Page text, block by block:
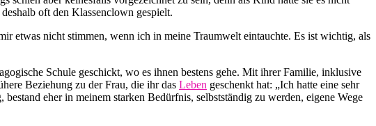
oft den Klassenclown gespielt.
etwas nicht stimmen, wenn ich in meine Traumwelt eintauchte. Es ist wichtig, als
Schule geschickt, wo es ihnen bestens gehe. Mit ihrer Familie, inklusive
Beziehung zu der Frau, die ihr das Leben geschenkt hat: „Ich hatte eine sehr
eher in meinem starken Bedürfnis, selbstständig zu werden, eigene Wege